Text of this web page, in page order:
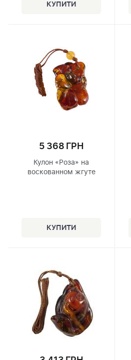
5 368 ГРН
Кулон «Роза» на
воскованном жгуте